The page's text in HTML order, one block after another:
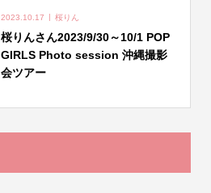
2023.10.17 桜りん
桜りんさん2023/9/30～10/1 POP
GIRLS Photo session 沖縄撮影
会ツアー